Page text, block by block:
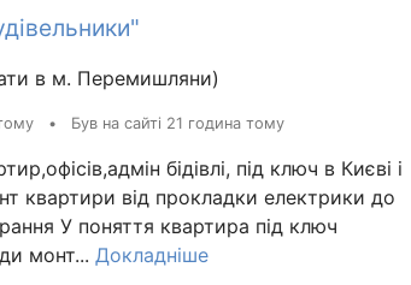
в м. Перемишляни)
• Був на сайті 21 година тому
бідівлі, під ключ в Києві і
квартири від прокладки електрики до
У поняття квартира під ключ
монт... Докладніше